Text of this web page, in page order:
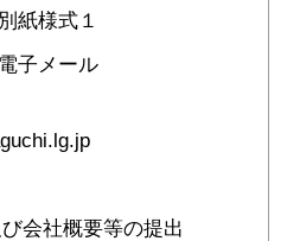
様式１
メール
会社概要等の提出